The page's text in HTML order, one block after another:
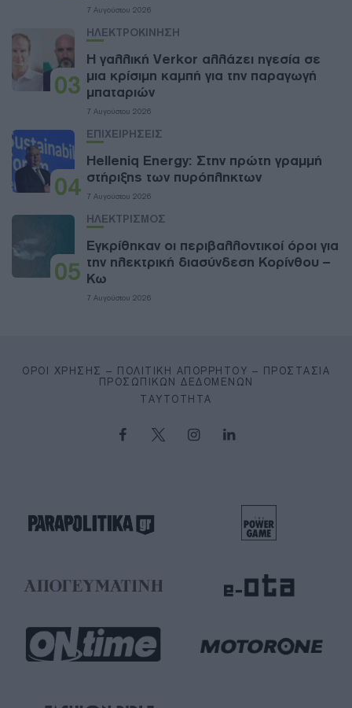
7 Αυγούστου 2026
03
ΗΛΕΚΤΡΟΚΙΝΗΣΗ
Η γαλλική Verkor αλλάζει ηγεσία σε
μια κρίσιμη καμπή για την παραγωγή
μπαταριών
7 Αυγούστου 2026
04
ΕΠΙΧΕΙΡΗΣΕΙΣ
Helleniq Energy: Στην πρώτη γραμμή
στήριξης των πυρόπληκτων
7 Αυγούστου 2026
05
ΗΛΕΚΤΡΙΣΜΟΣ
Εγκρίθηκαν οι περιβαλλοντικοί όροι για
την ηλεκτρική διασύνδεση Κορίνθου –
Κω
7 Αυγούστου 2026
ΌΡΟΙ ΧΡΉΣΗΣ – ΠΟΛΙΤΙΚΉ ΑΠΟΡΡΉΤΟΥ – ΠΡΟΣΤΑΣΊΑ
ΠΡΟΣΩΠΙΚΏΝ ΔΕΔΟΜΈΝΩΝ
ΤΑΥΤΌΤΗΤΑ